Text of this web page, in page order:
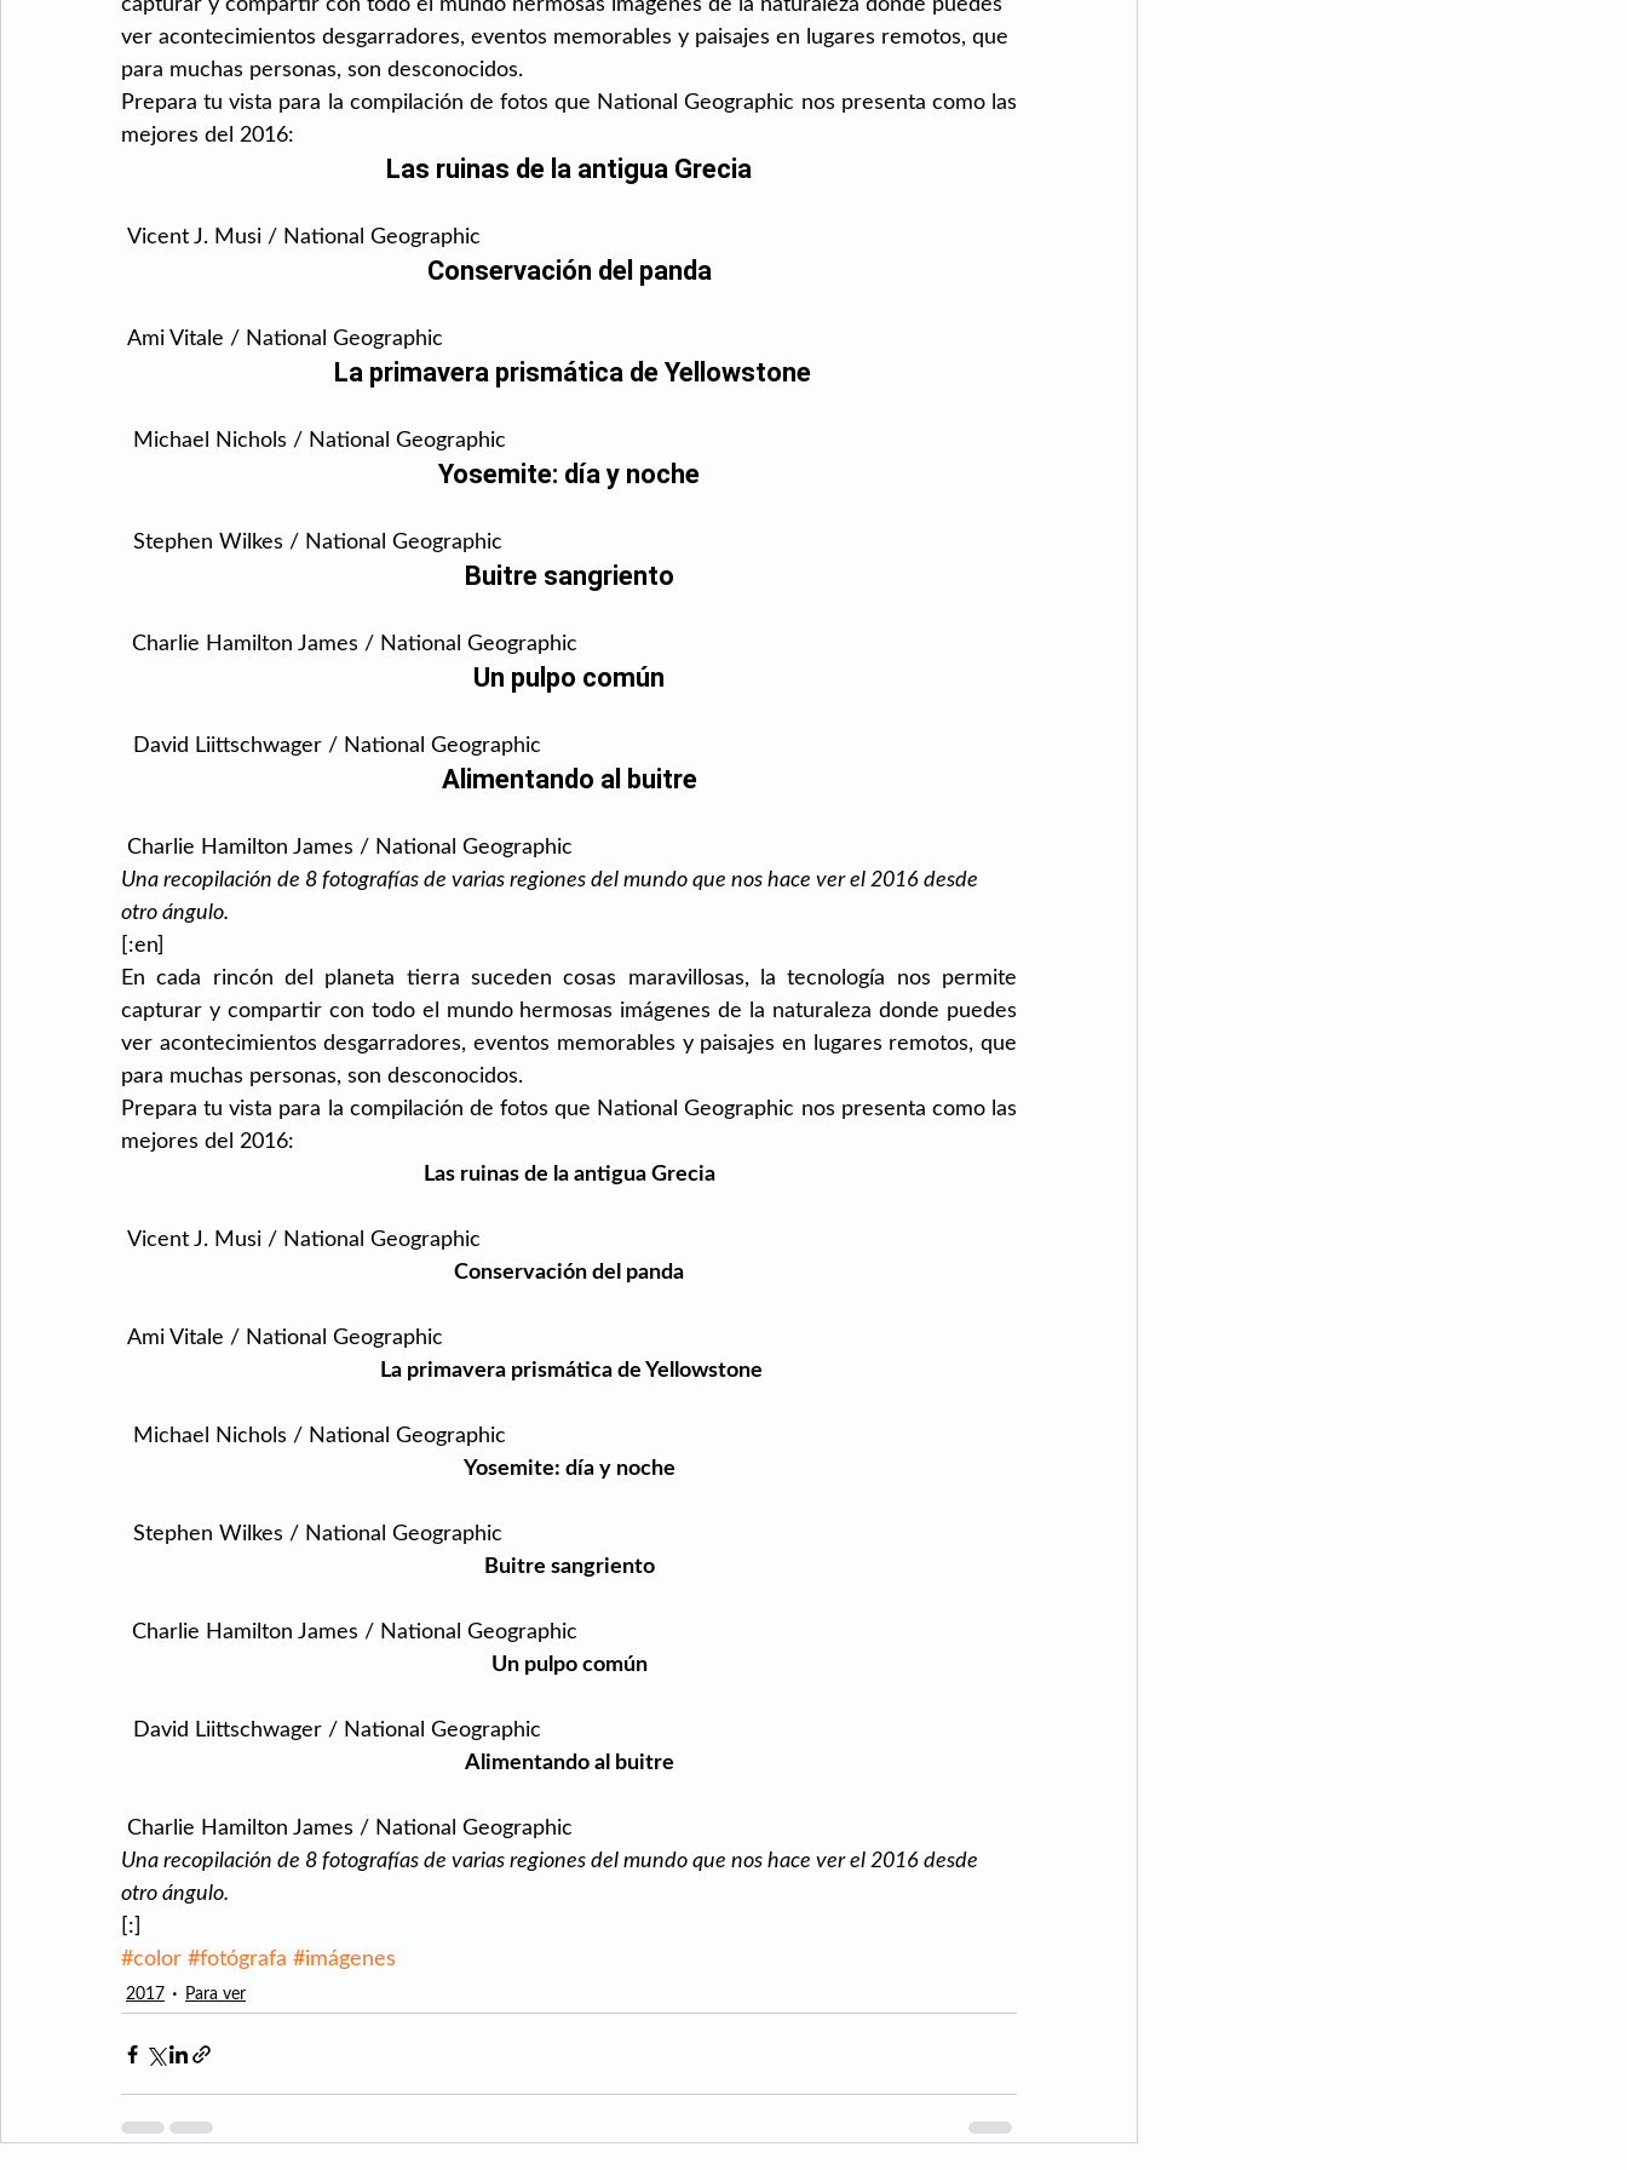
capturar y compartir con todo el mundo hermosas imágenes de la naturaleza donde puedes
ver acontecimientos desgarradores, eventos memorables y paisajes en lugares remotos, que
para muchas personas, son desconocidos.
Prepara tu vista para la compilación de fotos que National Geographic nos presenta como las
mejores del 2016:
Las ruinas de la antigua Grecia
Vicent J. Musi / National Geographic
Conservación del panda
Ami Vitale / National Geographic
La primavera prismática de Yellowstone
  Michael Nichols / National Geographic
Yosemite: día y noche
  Stephen Wilkes / National Geographic
Buitre sangriento
Charlie Hamilton James / National Geographic
Un pulpo común
  David Liittschwager / National Geographic
Alimentando al buitre
Charlie Hamilton James / National Geographic
Una recopilación de 8 fotografías de varias regiones del mundo que nos hace ver el 2016 desde
otro ángulo.
[:en]
En cada rincón del planeta tierra suceden cosas maravillosas, la tecnología nos permite
capturar y compartir con todo el mundo hermosas imágenes de la naturaleza donde puedes
ver acontecimientos desgarradores, eventos memorables y paisajes en lugares remotos, que
para muchas personas, son desconocidos.
Prepara tu vista para la compilación de fotos que National Geographic nos presenta como las
mejores del 2016:
Las ruinas de la antigua Grecia
Vicent J. Musi / National Geographic
Conservación del panda
Ami Vitale / National Geographic
La primavera prismática de Yellowstone
  Michael Nichols / National Geographic
Yosemite: día y noche
  Stephen Wilkes / National Geographic
Buitre sangriento
Charlie Hamilton James / National Geographic
Un pulpo común
  David Liittschwager / National Geographic
Alimentando al buitre
Charlie Hamilton James / National Geographic
Una recopilación de 8 fotografías de varias regiones del mundo que nos hace ver el 2016 desde
otro ángulo.
[:]
#color #fotógrafa #imágenes
2017 Para ver